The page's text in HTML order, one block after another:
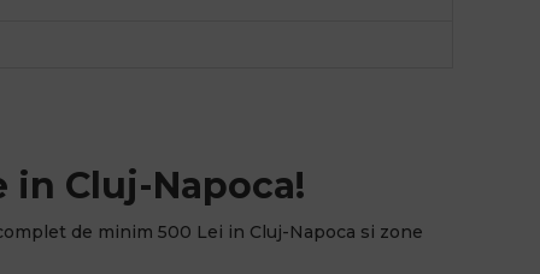
Cluj-Napoca!
de minim 500 Lei in Cluj-Napoca si zone